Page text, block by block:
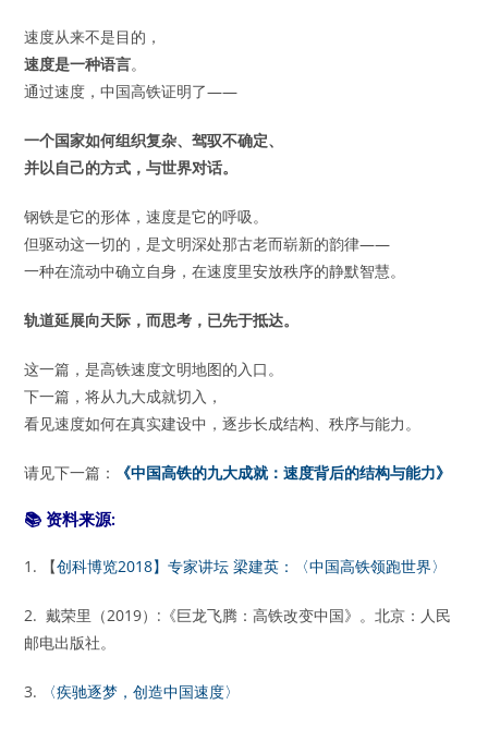
速度从来不是目的，
速度是一种语言。
通过速度，中国高铁证明了——
一个国家如何组织复杂、驾驭不确定、
并以自己的方式，与世界对话。
钢铁是它的形体，速度是它的呼吸。
但驱动这一切的，是文明深处那古老而崭新的韵律——
一种在流动中确立自身，在速度里安放秩序的静默智慧。
轨道延展向天际，而思考，已先于抵达。
这一篇，是高铁速度文明地图的入口。
下一篇，将从九大成就切入，
看见速度如何在真实建设中，逐步长成结构、秩序与能力。
请见下一篇： 《中国高铁的九大成就：速度背后的结构与能力》
📚资料来源:
1. 【创科博览2018】专家讲坛 梁建英：〈中国高铁领跑世界〉
2. 戴荣里（2019）:《巨龙飞腾：高铁改变中国》。北京：人民
邮电出版社。
3. 〈疾驰逐梦，创造中国速度〉